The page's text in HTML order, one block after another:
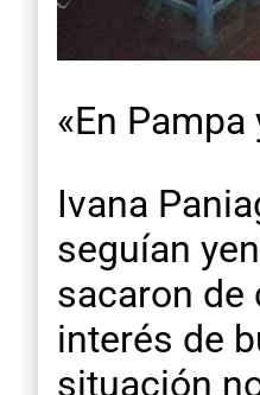
«En Pampa
Ivana
seguían
sacaron de
interés de
situación